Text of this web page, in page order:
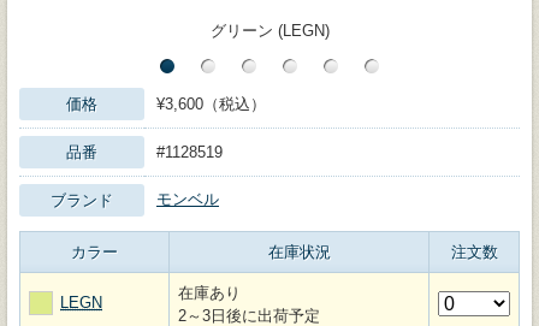
グリーン (LEGN)
価格 ¥3,600（税込）
品番 #1128519
ブランド モンベル
カラー 在庫状況 注文数
LEGN
在庫あり
2～3日後に出荷予定